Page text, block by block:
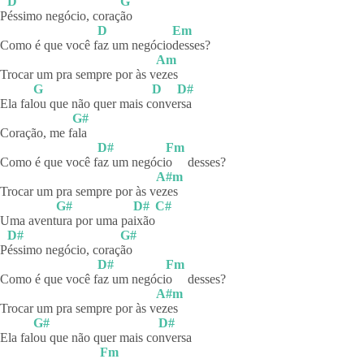
Péssimo negócio, coração
Como é que você f
D
az um negócio
Em
desses?
Trocar um pra sempre por às v
Am
ezes
Ela fal
G
ou que não quer mais c
D
onve
D#
rsa
Coração, me f
G#
ala
Como é que você f
D#
az um negóci
Fm
o
desses?
Trocar um pra sempre por às v
A#m
ezes
Uma avent
G#
ura por uma pa
D#
ixão
C#
P
D#
éssimo negócio, coraç
G#
ão
Como é que você f
D#
az um negóci
Fm
o
desses?
Trocar um pra sempre por às v
A#m
ezes
Ela fal
G#
ou que não quer mais co
D#
nversa
Fm